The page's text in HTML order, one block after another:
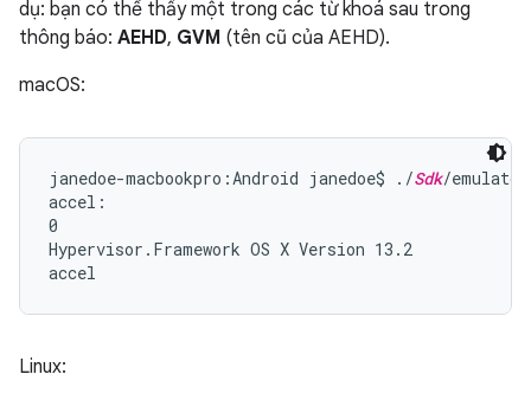
dụ: bạn có thể thấy một trong các từ khoá sau trong
thông báo: AEHD, GVM (tên cũ của AEHD).
macOS:
janedoe-macbookpro:Android janedoe$ ./Sdk/
accel:
0
Hypervisor.Framework OS X Version 13.2
Linux: